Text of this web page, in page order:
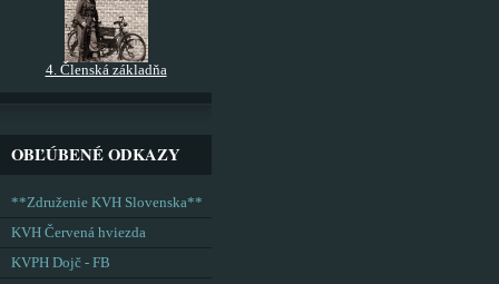
4. Členská základňa
OBĽÚBENÉ ODKAZY
**Združenie KVH Slovenska**
KVH Červená hviezda
KVPH Dojč - FB